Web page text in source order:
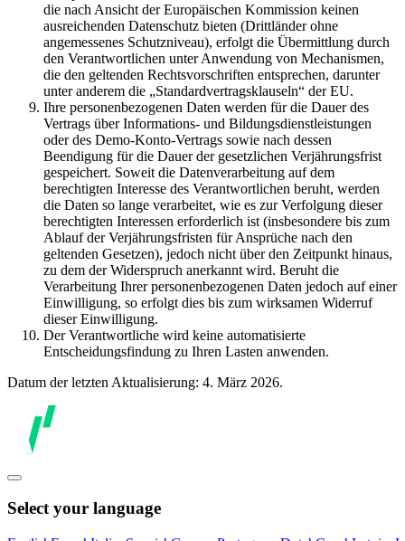
die nach Ansicht der Europäischen Kommission keinen
ausreichenden Datenschutz bieten (Drittländer ohne
angemessenes Schutzniveau), erfolgt die Übermittlung durch
den Verantwortlichen unter Anwendung von Mechanismen,
die den geltenden Rechtsvorschriften entsprechen, darunter
unter anderem die „Standardvertragsklauseln“ der EU.
Ihre personenbezogenen Daten werden für die Dauer des
Vertrags über Informations- und Bildungsdienstleistungen
oder des Demo-Konto-Vertrags sowie nach dessen
Beendigung für die Dauer der gesetzlichen Verjährungsfrist
gespeichert. Soweit die Datenverarbeitung auf dem
berechtigten Interesse des Verantwortlichen beruht, werden
die Daten so lange verarbeitet, wie es zur Verfolgung dieser
berechtigten Interessen erforderlich ist (insbesondere bis zum
Ablauf der Verjährungsfristen für Ansprüche nach den
geltenden Gesetzen), jedoch nicht über den Zeitpunkt hinaus,
zu dem der Widerspruch anerkannt wird. Beruht die
Verarbeitung Ihrer personenbezogenen Daten jedoch auf einer
Einwilligung, so erfolgt dies bis zum wirksamen Widerruf
dieser Einwilligung.
Der Verantwortliche wird keine automatisierte
Entscheidungsfindung zu Ihren Lasten anwenden.
Datum der letzten Aktualisierung: 4. März 2026.
Select your language